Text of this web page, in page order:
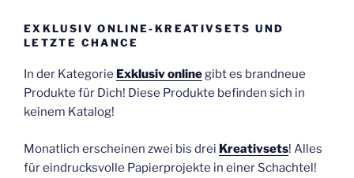
EXKLUSIV ONLINE-KREATIVSETS UND
LETZTE CHANCE
In der Kategorie Exklusiv onlinegibt es brandneue
Produkte für Dich! Diese Produkte befinden sich in
keinem Katalog!
Monatlich erscheinen zwei bis drei Kreativsets! Alles
für eindrucksvolle Papierprojekte in einer Schachtel!